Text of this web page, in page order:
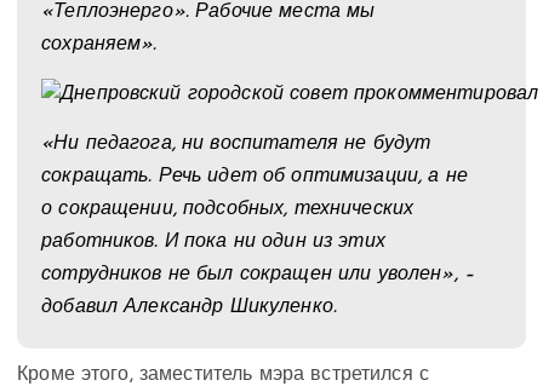
«Теплоэнерго». Рабочие места мы
сохраняем».
«Ни педагога, ни воспитателя не будут
сокращать. Речь идет об оптимизации, а не
о сокращении, подсобных, технических
работников. И пока ни один из этих
сотрудников не был сокращен или уволен», –
добавил Александр Шикуленко.
Кроме этого, заместитель мэра встретился с